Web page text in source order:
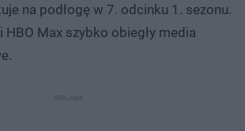
na podłogę w 7. odcinku 1. sezonu.
HBO Max szybko obiegły media